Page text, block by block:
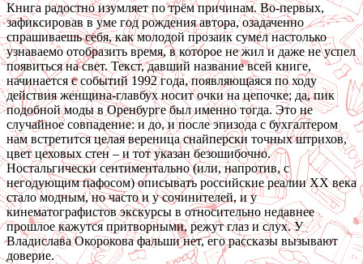
Книга радостно изумляет по трём причинам. Во-первых,
зафиксировав в уме год рождения автора, озадаченно
спрашиваешь себя, как молодой прозаик сумел настолько
узнаваемо отобразить время, в которое не жил и даже не успел
появиться на свет. Текст, давший название всей книге,
начинается с событий 1992 года, появляющаяся по ходу
действия женщина-главбух носит очки на цепочке; да, пик
подобной моды в Оренбурге был именно тогда. Это не
случайное совпадение: и до, и после эпизода с бухгалтером
нам встретится целая вереница снайперски точных штрихов,
цвет цеховых стен – и тот указан безошибочно.
Ностальгически сентиментально (или, напротив, с
негодующим пафосом) описывать российские реалии ХХ века
стало модным, но часто и у сочинителей, и у
кинематографистов экскурсы в относительно недавнее
прошлое кажутся притворными, режут глаз и слух. У
Владислава Окорокова фальши нет, его рассказы вызывают
доверие.